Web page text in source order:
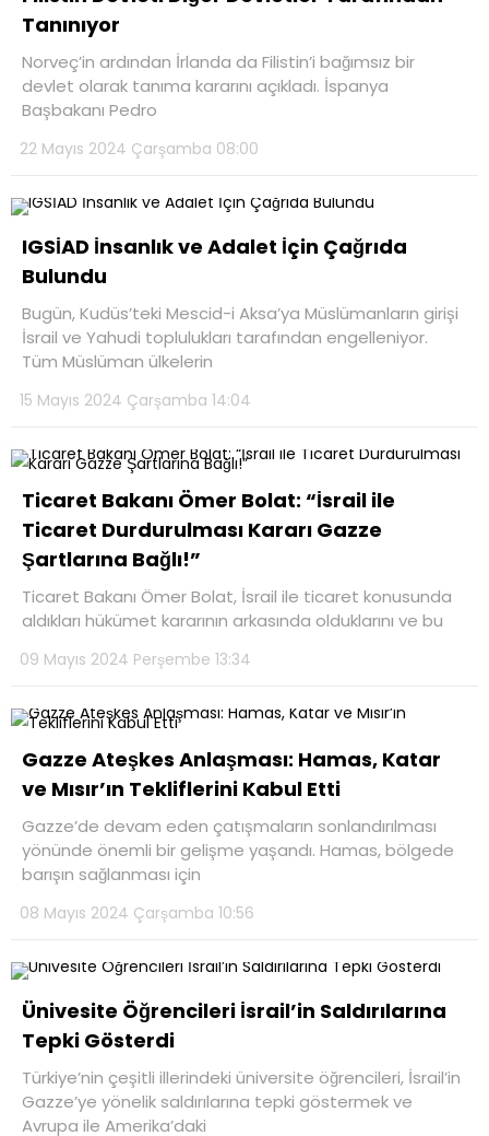
Tanınıyor
Norveç’in ardından İrlanda da Filistin’i bağımsız bir
devlet olarak tanıma kararını açıkladı. İspanya
Başbakanı Pedro
22 Mayıs 2024 Çarşamba 08:00
IGSİAD İnsanlık ve Adalet İçin Çağrıda
Bulundu
Bugün, Kudüs’teki Mescid-i Aksa’ya Müslümanların girişi
İsrail ve Yahudi toplulukları tarafından engelleniyor.
Tüm Müslüman ülkelerin
15 Mayıs 2024 Çarşamba 14:04
Ticaret Bakanı Ömer Bolat: “İsrail ile
Ticaret Durdurulması Kararı Gazze
Şartlarına Bağlı!”
Ticaret Bakanı Ömer Bolat, İsrail ile ticaret konusunda
aldıkları hükümet kararının arkasında olduklarını ve bu
09 Mayıs 2024 Perşembe 13:34
Gazze Ateşkes Anlaşması: Hamas, Katar
ve Mısır’ın Tekliflerini Kabul Etti
Gazze’de devam eden çatışmaların sonlandırılması
yönünde önemli bir gelişme yaşandı. Hamas, bölgede
barışın sağlanması için
08 Mayıs 2024 Çarşamba 10:56
Ünivesite Öğrencileri İsrail’in Saldırılarına
Tepki Gösterdi
Türkiye’nin çeşitli illerindeki üniversite öğrencileri, İsrail’in
Gazze’ye yönelik saldırılarına tepki göstermek ve
Avrupa ile Amerika’daki